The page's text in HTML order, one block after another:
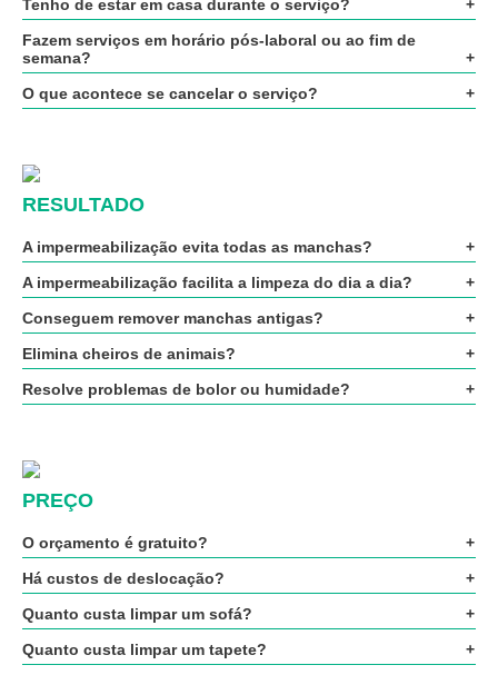
Tenho de estar em casa durante o serviço?
Fazem serviços em horário pós-laboral ou ao fim de
semana?
O que acontece se cancelar o serviço?
RESULTADO
A impermeabilização evita todas as manchas?
A impermeabilização facilita a limpeza do dia a dia?
Conseguem remover manchas antigas?
Elimina cheiros de animais?
Resolve problemas de bolor ou humidade?
PREÇO
O orçamento é gratuito?
Há custos de deslocação?
Quanto custa limpar um sofá?
Quanto custa limpar um tapete?